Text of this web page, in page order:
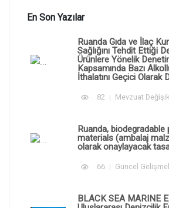
En Son Yazılar
Ruanda Gıda ve İlaç
Sağlığını Tehdit Ettiği
Ürünlere Yönelik
Kapsamında Bazı
İthalatını Geçici Olarak
82 Mevzuat
Ruanda, biodegradable
materials (ambalaj
olarak onaylayacak
66 Güncel
BLACK SEA MARINE